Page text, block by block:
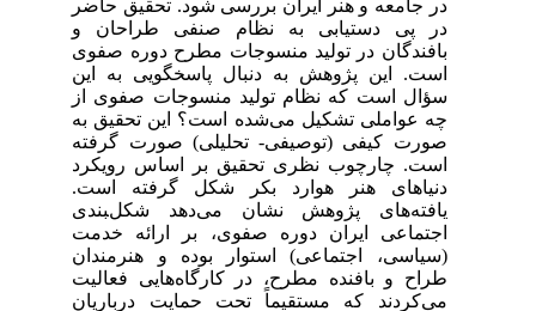
در جامعه و هنر ایران بررسی شود. تحقیق حاضر
در پی دستیابی به نظام صنفی طراحان و
بافندگان در تولید منسوجات مطرح دوره صفوی
است. این پژوهش به دنبال پاسخگویی به این
سؤال است که نظام تولید منسوجات صفوی از
چه عواملی تشکیل می‌شده است؟ این تحقیق به
صورت کیفی (توصیفی- تحلیلی) صورت گرفته
‌است. چارچوب نظری تحقیق بر اساس رویکرد
دنیاهای هنر هوارد بکر شکل گرفته ‌است.
یافته‌های پژوهش نشان می‌دهد شکل‌‍بندی
اجتماعی ایران دوره صفوی، بر ارائه خدمت
(سیاسی، اجتماعی) استوار بوده و هنرمندان
طراح و بافنده مطرح، در کارگاه‌هایی فعالیت
می‌کردند که مستقیماً تحت حمایت درباریان